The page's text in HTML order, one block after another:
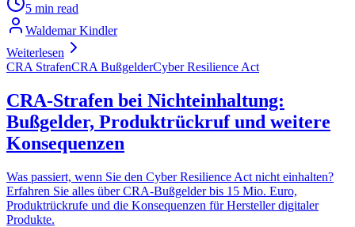
5 min read
Waldemar Kindler
Weiterlesen
CRA StrafenCRA BußgelderCyber Resilience Act
CRA-Strafen bei Nichteinhaltung:
Bußgelder, Produktrückruf und weitere
Konsequenzen
Was passiert, wenn Sie den Cyber Resilience Act nicht einhalten?
Erfahren Sie alles über CRA-Bußgelder bis 15 Mio. Euro,
Produktrückrufe und die Konsequenzen für Hersteller digitaler
Produkte.